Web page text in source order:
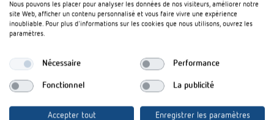
Température ambiante -5°C ... 45°C
Classe de protection II selon EN 60 730-1
Plans d'encombrement
Nous pouvons les placer pour analyser les données de nos visiteurs, améliorer notre
site Web, afficher un contenu personnalisé et vous faire vivre une expérience
inoubliable. Pour plus d'informations sur les cookies que nous utilisons, ouvrez les
paramètres.
Nécessaire Performance
Fonctionnel La publicité
Accepter tout Enregistrer les paramètres